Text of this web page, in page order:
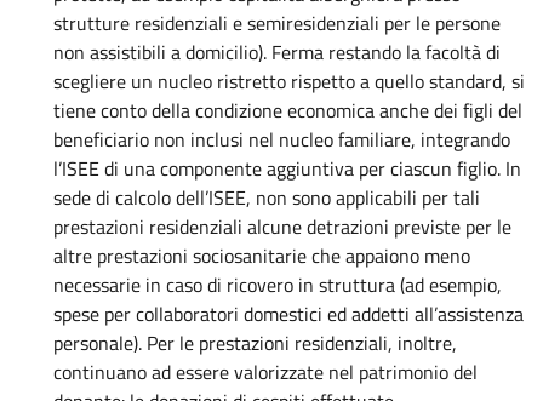
strutture residenziali e semiresidenziali per le persone
non assistibili a domicilio). Ferma restando la facoltà di
scegliere un nucleo ristretto rispetto a quello standard, si
tiene conto della condizione economica anche dei figli del
beneficiario non inclusi nel nucleo familiare, integrando
l’ISEE di una componente aggiuntiva per ciascun figlio. In
sede di calcolo dell’ISEE, non sono applicabili per tali
prestazioni residenziali alcune detrazioni previste per le
altre prestazioni sociosanitarie che appaiono meno
necessarie in caso di ricovero in struttura (ad esempio,
spese per collaboratori domestici ed addetti all’assistenza
personale). Per le prestazioni residenziali, inoltre,
continuano ad essere valorizzate nel patrimonio del